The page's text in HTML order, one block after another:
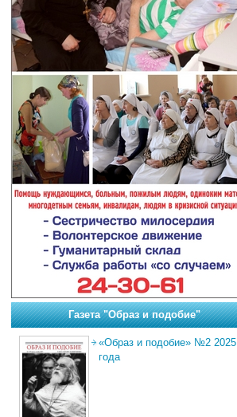
Газета "Образ и подобие"
«Образ и подобие» №2 2025
года